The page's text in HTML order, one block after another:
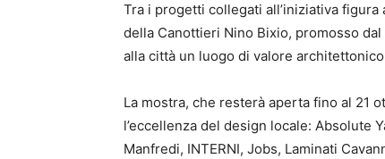
Tra i progetti collegati all’iniziativa
della Canottieri Nino Bixio, promosso
alla città un luogo di valore
La mostra, che resterà aperta fino al 21
l’eccellenza del design locale: Absolute
Manfredi, INTERNI, Jobs, Laminati